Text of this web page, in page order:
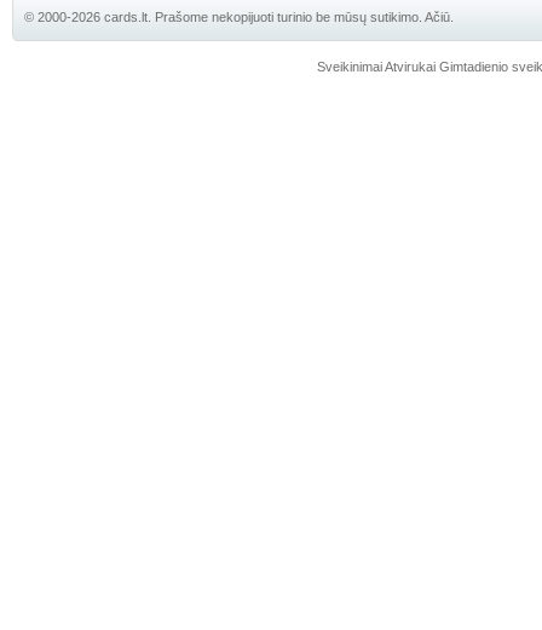
© 2000-2026 cards.lt. Prašome nekopijuoti turinio be mūsų sutikimo. Ačiū.
Sveikinimai Atvirukai Gimtadienio